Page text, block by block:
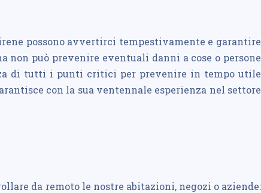
possono avvertirci tempestivamente e garantire
può prevenire eventuali danni a cose o persone
di tutti i punti critici per prevenire in tempo utile
con la sua ventennale esperienza nel settore
da remoto le nostre abitazioni, negozi o aziende: